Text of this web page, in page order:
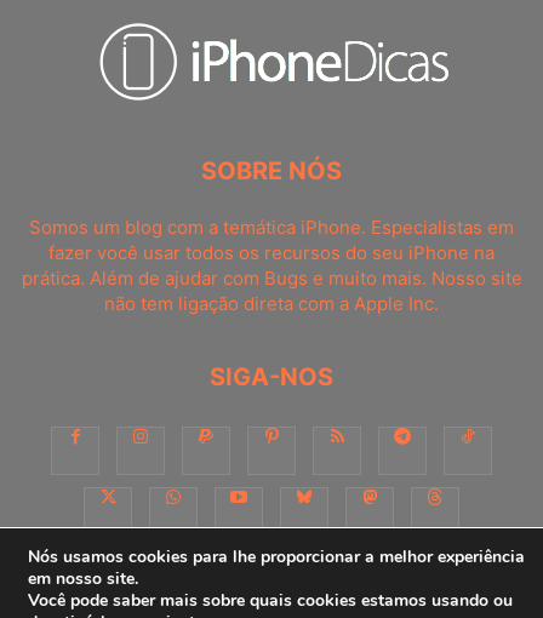
SOBRE NÓS
Somos um blog com a temática iPhone. Especialistas em
fazer você usar todos os recursos do seu iPhone na
prática. Além de ajudar com Bugs e muito mais. Nosso site
não tem ligação direta com a Apple Inc.
SIGA-NOS
Sobre Contato Apoie-nos!
Nós usamos cookies para lhe proporcionar a melhor experiência
em nosso site.
Você pode saber mais sobre quais cookies estamos usando ou